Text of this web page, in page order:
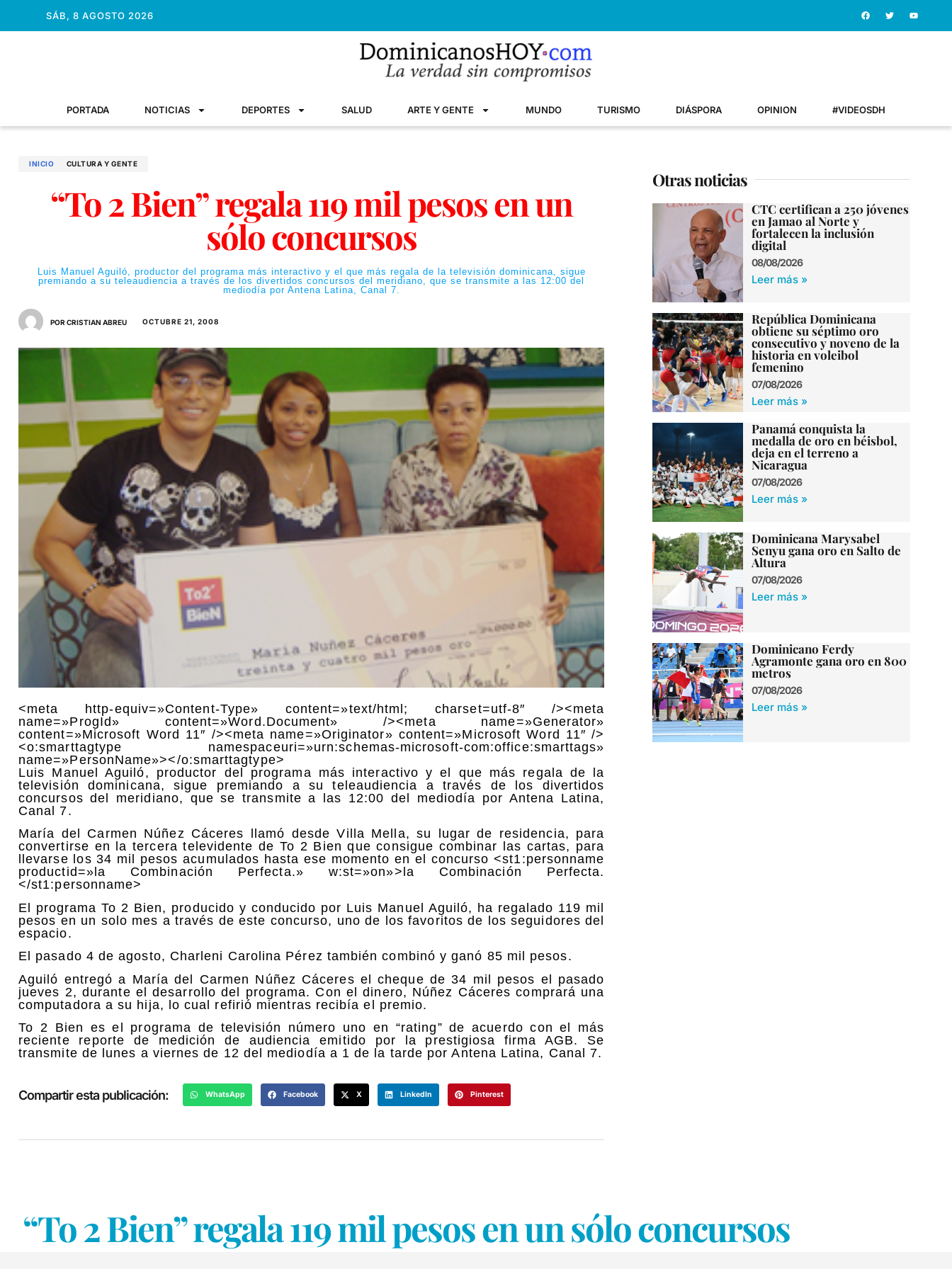
SÁB, 8 AGOSTO 2026
PORTADA NOTICIAS DEPORTES SALUD ARTE Y GENTE MUNDO TURISMO DIÁSPORA OPINION #VIDEOSDH
INICIO CULTURA Y GENTE
“To 2 Bien” regala 119 mil pesos en un
sólo concursos
Luis Manuel Aguiló, productor del programa más interactivo y el que más regala de la televisión dominicana, sigue
premiando a su teleaudiencia a través de los divertidos concursos del meridiano, que se transmite a las 12:00 del
mediodía por Antena Latina, Canal 7.
POR CRISTIAN ABREU OCTUBRE 21, 2008
<meta http-equiv=»Content-Type» content=»text/html; charset=utf-8″ /><meta
name=»ProgId» content=»Word.Document» /><meta name=»Generator»
content=»Microsoft Word 11″ /><meta name=»Originator» content=»Microsoft Word 11″ />
<o:smarttagtype namespaceuri=»urn:schemas-microsoft-com:office:smarttags»
name=»PersonName»></o:smarttagtype>
Luis Manuel Aguiló, productor del programa más interactivo y el que más regala de la
televisión dominicana, sigue premiando a su teleaudiencia a través de los divertidos
concursos del meridiano, que se transmite a las 12:00 del mediodía por Antena Latina,
Canal 7.
María del Carmen Núñez Cáceres llamó desde Villa Mella, su lugar de residencia, para
convertirse en la tercera televidente de To 2 Bien que consigue combinar las cartas, para
llevarse los 34 mil pesos acumulados hasta ese momento en el concurso <st1:personname
productid=»la Combinación Perfecta.» w:st=»on»>la Combinación Perfecta.
</st1:personname>
El programa To 2 Bien, producido y conducido por Luis Manuel Aguiló, ha regalado 119 mil
pesos en un solo mes a través de este concurso, uno de los favoritos de los seguidores del
espacio.
El pasado 4 de agosto, Charleni Carolina Pérez también combinó y ganó 85 mil pesos.
Aguiló entregó a María del Carmen Núñez Cáceres el cheque de 34 mil pesos el pasado
jueves 2, durante el desarrollo del programa. Con el dinero, Núñez Cáceres comprará una
computadora a su hija, lo cual refirió mientras recibía el premio.
To 2 Bien es el programa de televisión número uno en “rating” de acuerdo con el más
reciente reporte de medición de audiencia emitido por la prestigiosa firma AGB. Se
transmite de lunes a viernes de 12 del mediodía a 1 de la tarde por Antena Latina, Canal 7.
Compartir esta publicación: WhatsApp Facebook X LinkedIn Pinterest
Otras noticias
CTC certifican a 250 jóvenes
en Jamao al Norte y
fortalecen la inclusión
digital
08/08/2026
Leer más »
República Dominicana
obtiene su séptimo oro
consecutivo y noveno de la
historia en voleibol
femenino
07/08/2026
Leer más »
Panamá conquista la
medalla de oro en béisbol,
deja en el terreno a
Nicaragua
07/08/2026
Leer más »
Dominicana Marysabel
Senyu gana oro en Salto de
Altura
07/08/2026
Leer más »
Dominicano Ferdy
Agramonte gana oro en 800
metros
07/08/2026
Leer más »
“To 2 Bien” regala 119 mil pesos en un sólo concursos